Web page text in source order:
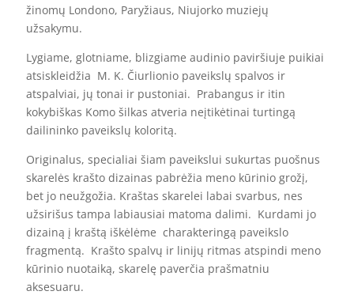
žinomų Londono, Paryžiaus, Niujorko muziejų
užsakymu.
Lygiame, glotniame, blizgiame audinio paviršiuje puikiai
atsiskleidžia M. K. Čiurlionio paveikslų spalvos ir
atspalviai, jų tonai ir pustoniai. Prabangus ir itin
kokybiškas Komo šilkas atveria neįtikėtinai turtingą
dailininko paveikslų koloritą.
Originalus, specialiai šiam paveikslui sukurtas puošnus
skarelės krašto dizainas pabrėžia meno kūrinio grožį,
bet jo neužgožia. Kraštas skarelei labai svarbus, nes
užsirišus tampa labiausiai matoma dalimi. Kurdami jo
dizainą į kraštą iškėlėme charakteringą paveikslo
fragmentą. Krašto spalvų ir linijų ritmas atspindi meno
kūrinio nuotaiką, skarelę paverčia prašmatniu
aksesuaru.